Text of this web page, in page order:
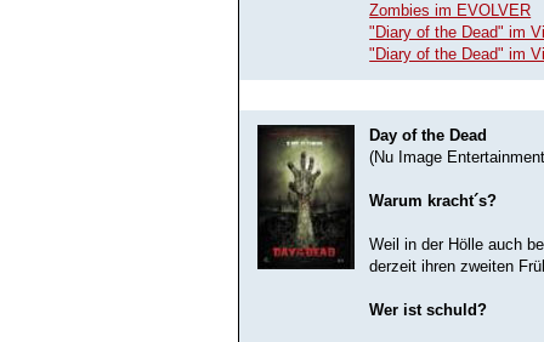
Zombies im EVOLVER
"Diary of the Dead" im
"Diary of the Dead" im
Day of the Dead
(Nu Image
Warum kracht´s?
Weil in der Hölle auch
derzeit ihren zweiten
Wer ist schuld?